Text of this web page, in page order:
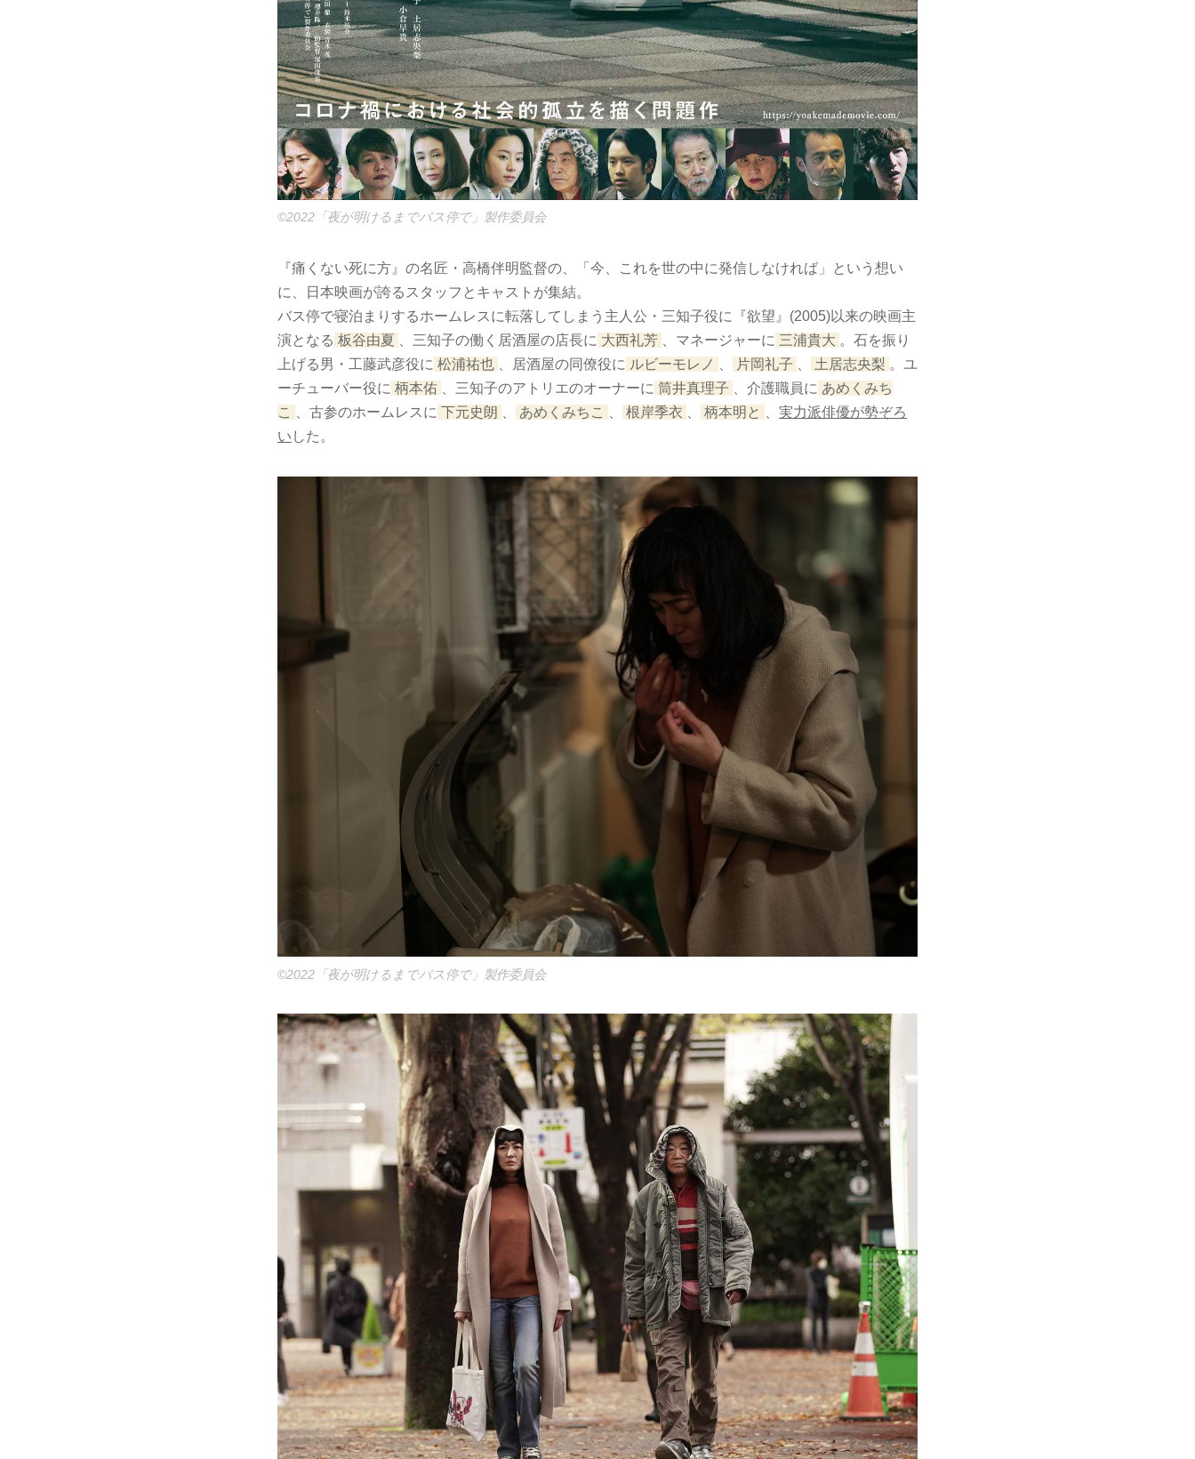
©2022「夜が明けるまでバス停で」製作委員会
『痛くない死に方』の名匠・高橋伴明監督の、「今、これを世の中に発信しなければ」という想い
に、日本映画が誇るスタッフとキャストが集結。
バス停で寝泊まりするホームレスに転落してしまう主人公・三知子役に『欲望』(2005)以来の映画主
演となる 板谷由夏 、三知子の働く居酒屋の店長に 大西礼芳 、マネージャーに 三浦貴大 。石を振り
上げる男・工藤武彦役に 松浦祐也 、居酒屋の同僚役に ルビーモレノ 、 片岡礼子 、 土居志央梨 。ユ
ーチューバー役に 柄本佑 、三知子のアトリエのオーナーに 筒井真理子 、介護職員に あめくみち
こ 、古参のホームレスに 下元史朗 、 あめくみちこ 、 根岸季衣 、 柄本明と 、 実力派俳優が勢ぞろ
い した。
©2022「夜が明けるまでバス停で」製作委員会